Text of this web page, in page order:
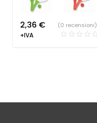
2,36 €
+IVA
(0 recensioni)